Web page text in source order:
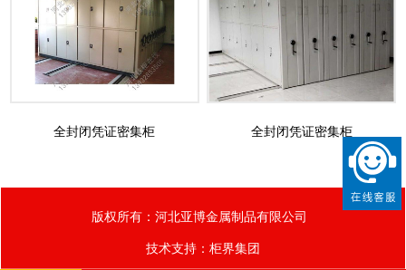
全封闭凭证密集柜 全封闭凭证密集柜
版权所有：河北亚博金属制品有限公司
技术支持： 柜界集团